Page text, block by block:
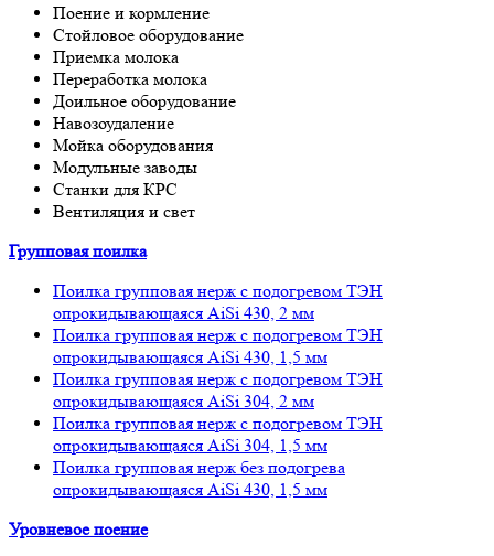
Поение и кормление
Стойловое оборудование
Приемка молока
Переработка молока
Доильное оборудование
Навозоудаление
Мойка оборудования
Модульные заводы
Станки для КРС
Вентиляция и свет
Групповая поилка
Поилка групповая нерж с подогревом ТЭН
опрокидывающаяся AiSi 430, 2 мм
Поилка групповая нерж с подогревом ТЭН
опрокидывающаяся AiSi 430, 1,5 мм
Поилка групповая нерж с подогревом ТЭН
опрокидывающаяся AiSi 304, 2 мм
Поилка групповая нерж с подогревом ТЭН
опрокидывающаяся AiSi 304, 1,5 мм
Поилка групповая нерж без подогрева
опрокидывающаяся AiSi 430, 1,5 мм
Уровневое поение